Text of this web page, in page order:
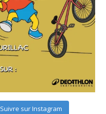
Suivre sur Instagram